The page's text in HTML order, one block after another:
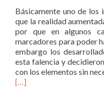
Básicamente uno de los
que la realidad
por que en algunos
marcadores para poder
embargo los
esta falencia y
con los elementos sin
[…]